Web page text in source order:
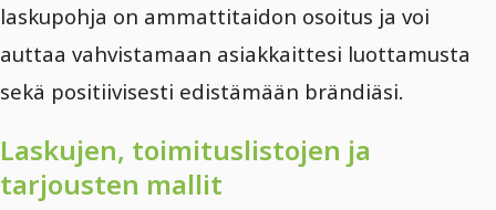
laskupohja on ammattitaidon osoitus ja voi
auttaa vahvistamaan asiakkaittesi luottamusta
sekä positiivisesti edistämään brändiäsi.
Laskujen, toimituslistojen ja
tarjousten mallit